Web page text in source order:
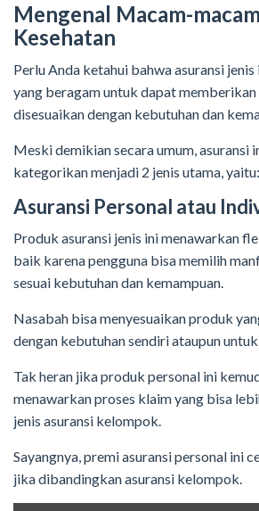
Mengenal Macam-
Kesehatan
Perlu Anda ketahui bahwa asuransi
yang beragam untuk dapat
disesuaikan dengan kebutuhan dan
Meski demikian secara umum, asuransi
kategorikan menjadi 2 jenis utama, yaitu:
Asuransi Personal atau
Produk asuransi jenis ini menawarkan
baik karena pengguna bisa memilih
sesuai kebutuhan dan kemampuan.
Nasabah bisa menyesuaikan produk
dengan kebutuhan sendiri ataupun
Tak heran jika produk personal ini
menawarkan proses klaim yang bisa
jenis asuransi kelompok.
Sayangnya, premi asuransi personal ini
jika dibandingkan asuransi kelompok.